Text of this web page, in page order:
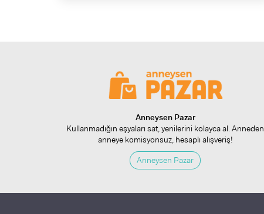
Anneysen Pazar
Kullanmadığın eşyaları sat, yenilerini kolayca al. Anneden
anneye komisyonsuz, hesaplı alışveriş!
Anneysen Pazar